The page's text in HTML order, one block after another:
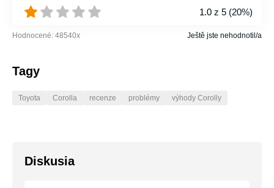
1.0 z 5 (20%)
Hodnocené: 48540x Ještě jste nehodnotil/a
Tagy
Toyota Corolla recenze problémy výhody Corolly
Diskusia